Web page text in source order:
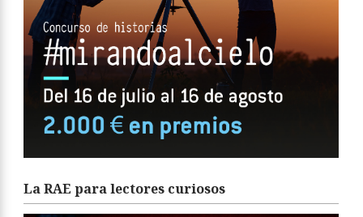
La RAE para lectores curiosos